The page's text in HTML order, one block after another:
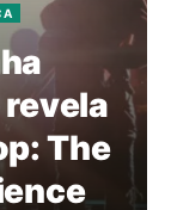
The